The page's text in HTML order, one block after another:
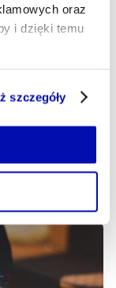
oraz
i dzięki temu
plików cookie,
np. we
wybraniu opcji
szczegóły
są już
z 50-letnią
Andy Warhol,
na czasy